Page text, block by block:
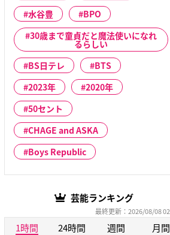
水谷豊
BPO
30歳まで童貞だと魔法使いになれ
るらしい
BS日テレ
BTS
2023年
2020年
50セント
CHAGE and ASKA
Boys Republic
芸能ランキング
最終更新：2026/08/08
1時間 24時間 週間 月間